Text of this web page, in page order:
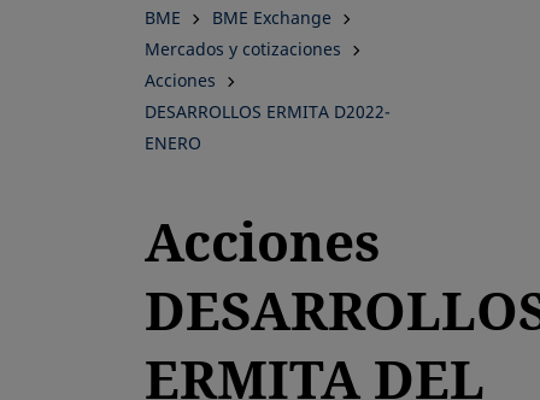
BME
BME Exchange
Mercados y cotizaciones
Acciones
DESARROLLOS ERMITA D2022-
ENERO
Acciones
ERMITA DEL